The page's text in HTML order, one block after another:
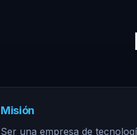
Misión
Ser una empresa de